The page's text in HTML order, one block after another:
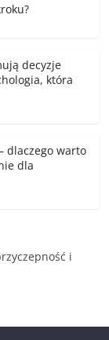
decyzje
która
dlaczego warto
dla
i